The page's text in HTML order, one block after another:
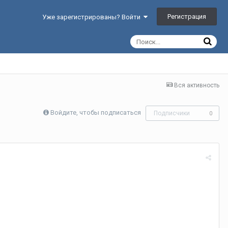
Уже зарегистрированы? Войти Регистрация
Вся активность
Войдите, чтобы подписаться Подписчики 0